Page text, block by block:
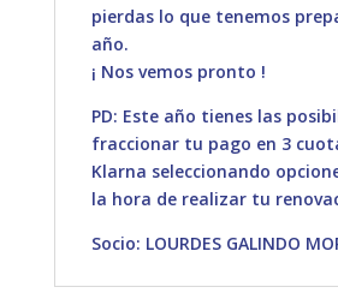
pierdas lo que tenemos
año.
¡ Nos vemos pronto !
PD: Este año tienes las
fraccionar tu pago en 3
Klarna seleccionando
la hora de realizar tu
Socio: LOURDES GALINDO